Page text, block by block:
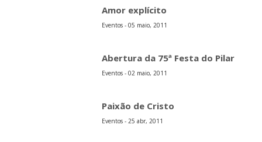
Amor explícito
Eventos - 05 maio, 2011
Abertura da 75ª Festa do Pilar
Eventos - 02 maio, 2011
Paixão de Cristo
Eventos - 25 abr, 2011